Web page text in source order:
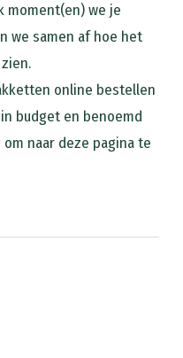
moment(en) we je
we samen af hoe het
online bestellen
budget en benoemd
om naar deze pagina te